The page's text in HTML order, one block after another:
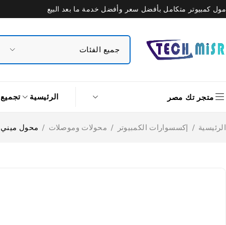
مول كمبيوتر متكامل بأفضل سعر وأفضل خدمة ما بعد البيع
متجر تك مصر الرئيسية تجميع
الرئيسية / إكسسوارات الكمبيوتر / محولات وموصلات / محول ميني Display الى HDMI